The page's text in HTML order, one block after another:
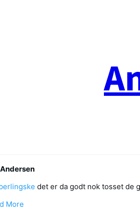
det er da godt nok tosset de
More